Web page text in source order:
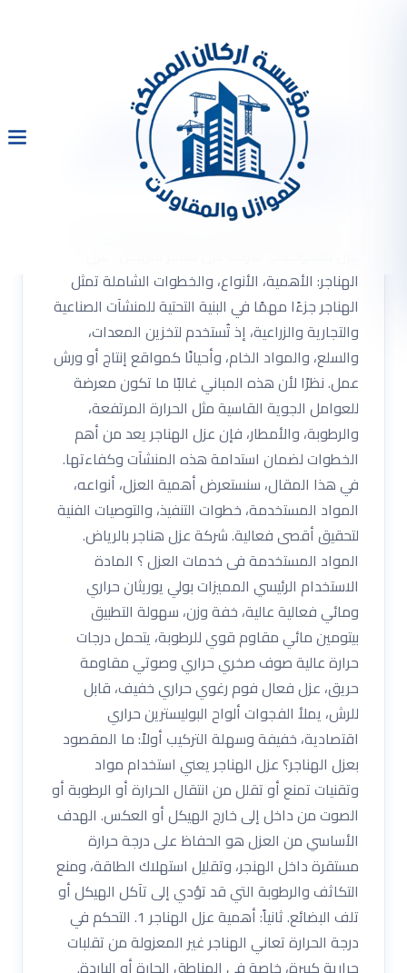
شركة عزل هناجر بالرياض
0533334179 عزل هانجر عزل
مستودعات
الهناجر: الأهمية، الأنواع، والخطوات الشاملة تمثل
الهناجر جزءًا مهمًا في البنية التحتية للمنشآت الصناعية
والتجارية والزراعية، إذ تُستخدم لتخزين المعدات،
والسلع، والمواد الخام، وأحيانًا كمواقع إنتاج أو ورش
عمل. نظرًا لأن هذه المباني غالبًا ما تكون معرضة
للعوامل الجوية القاسية مثل الحرارة المرتفعة،
والرطوبة، والأمطار، فإن عزل الهناجر يعد من أهم
الخطوات لضمان استدامة هذه المنشآت وكفاءتها.
في هذا المقال، سنستعرض أهمية العزل، أنواعه،
المواد المستخدمة، خطوات التنفيذ، والتوصيات الفنية
لتحقيق أقصى فعالية. شركة عزل هناجر بالرياض.
المواد المستخدمة فى خدمات العزل ؟ المادة
الاستخدام الرئيسي المميزات بولي يوريثان حراري
ومائي فعالية عالية، خفة وزن، سهولة التطبيق
بيتومين مائي مقاوم قوي للرطوبة، يتحمل درجات
حرارة عالية صوف صخري حراري وصوتي مقاومة
حريق، عزل فعال فوم رغوي حراري خفيف، قابل
للرش، يملأ الفجوات ألواح البوليسترين حراري
اقتصادية، خفيفة وسهلة التركيب أولاً: ما المقصود
بعزل الهناجر؟ عزل الهناجر يعني استخدام مواد
وتقنيات تمنع أو تقلل من انتقال الحرارة أو الرطوبة أو
الصوت من داخل إلى خارج الهيكل أو العكس. الهدف
الأساسي من العزل هو الحفاظ على درجة حرارة
مستقرة داخل الهنجر، وتقليل استهلاك الطاقة، ومنع
التكاثف والرطوبة التي قد تؤدي إلى تآكل الهيكل أو
تلف البضائع. ثانياً: أهمية عزل الهناجر 1. التحكم في
درجة الحرارة تعاني الهناجر غير المعزولة من تقلبات